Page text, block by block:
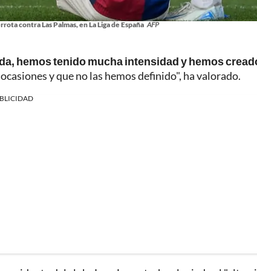
contra Las Palmas, en La Liga de España AFP
hemos tenido mucha intensidad y hemos
y que no las hemos definido", ha valorado.